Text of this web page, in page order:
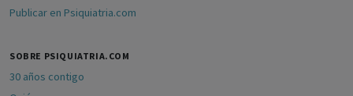
Publicar en Psiquiatria.com
SOBRE PSIQUIATRIA.COM
30 años contigo